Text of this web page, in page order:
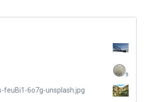
feuBi1-6o7g-unsplash.jpg